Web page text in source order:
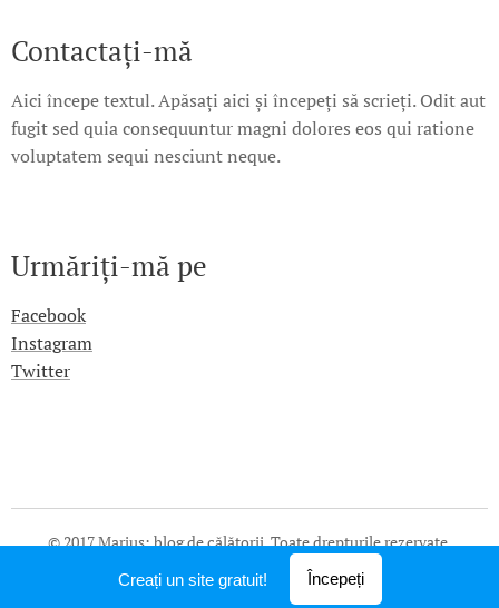
Contactați-mă
Aici începe textul. Apăsați aici și începeți să scrieți. Odit aut
fugit sed quia consequuntur magni dolores eos qui ratione
voluptatem sequi nesciunt neque.
Urmăriți-mă pe
Facebook
Instagram
Twitter
© 2017 Marius: blog de călătorii. Toate drepturile rezervate.
Creat cuWebnode
Creați un site gratuit! Începeți